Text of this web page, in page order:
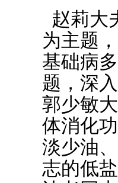
赵莉大
为主题
基础病
题，深
郭少敏
体消化
淡少油
志的低